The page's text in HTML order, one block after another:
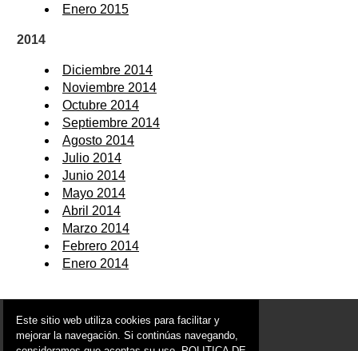
Enero 2015
2014
Diciembre 2014
Noviembre 2014
Octubre 2014
Septiembre 2014
Agosto 2014
Julio 2014
Junio 2014
Mayo 2014
Abril 2014
Marzo 2014
Febrero 2014
Enero 2014
© 2006 - 2026 Portal de Calasparra Noticias
info@portaldecalasparra.es
Este sitio web utiliza cookies para facilitar y
mejorar la navegación. Si continúas navegando,